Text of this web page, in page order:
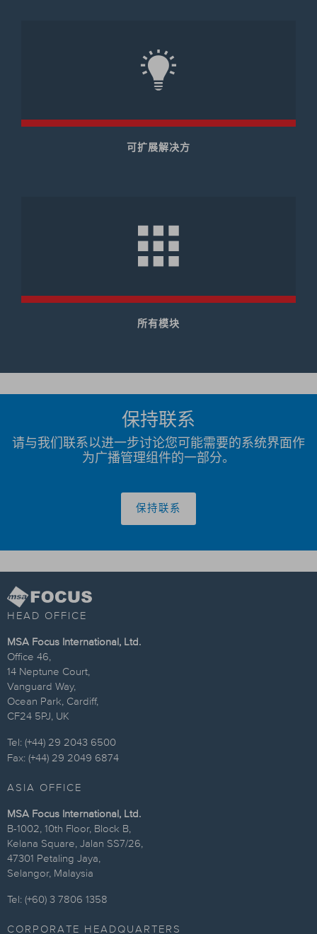
可扩展解决方
所有模块
保持联系
请与我们联系以进一步讨论您可能需要的系统界面作
为广播管理组件的一部分。
保持联系
HEAD OFFICE
MSA Focus International, Ltd.
Office 46,
14 Neptune Court,
Vanguard Way,
Ocean Park, Cardiff,
CF24 5PJ, UK
Tel: (+44) 29 2043 6500
Fax: (+44) 29 2049 6874
ASIA OFFICE
MSA Focus International, Ltd.
B-1002, 10th Floor, Block B,
Kelana Square, Jalan SS7/26,
47301 Petaling Jaya,
Selangor, Malaysia
Tel: (+60) 3 7806 1358
CORPORATE HEADQUARTERS